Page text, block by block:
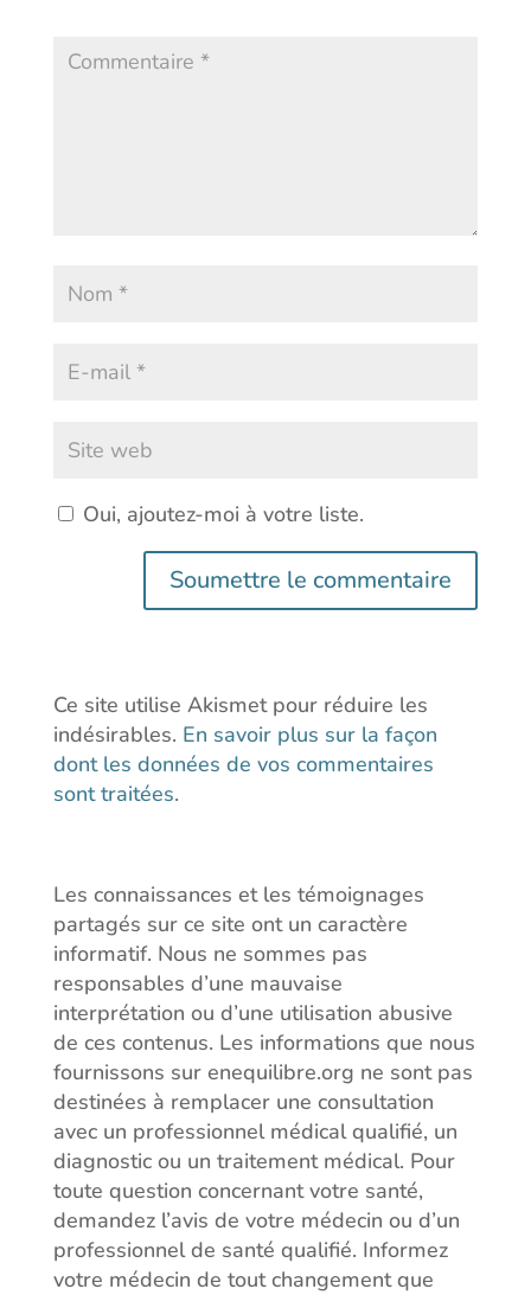
Oui, ajoutez-moi à votre liste.
Soumettre le commentaire
Ce site utilise Akismet pour réduire les
indésirables. En savoir plus sur la façon
dont les données de vos commentaires
sont traitées.
Les connaissances et les témoignages
partagés sur ce site ont un caractère
informatif. Nous ne sommes pas
responsables d’une mauvaise
interprétation ou d’une utilisation abusive
de ces contenus. Les informations que nous
fournissons sur enequilibre.org ne sont pas
destinées à remplacer une consultation
avec un professionnel médical qualifié, un
diagnostic ou un traitement médical. Pour
toute question concernant votre santé,
demandez l’avis de votre médecin ou d’un
professionnel de santé qualifié. Informez
votre médecin de tout changement que